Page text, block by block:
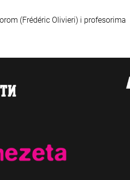
(Frédéric Olivieri) i profesorima